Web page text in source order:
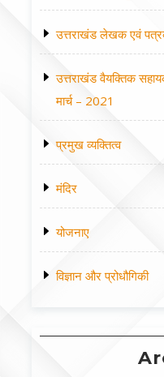
उत्तराखंड लेखक एवं
उत्तराखंड वैयक्तिक
मार्च – 2021
प्रमुख व्यक्तित्व
मंदिर
योजनाए
विज्ञान और प्रोधौगिकी